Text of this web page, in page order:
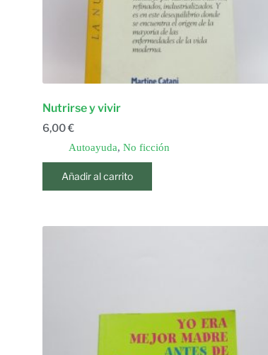
Nutrirse y vivir
6,00€
Autoayuda, No ficción
Añadir al carrito